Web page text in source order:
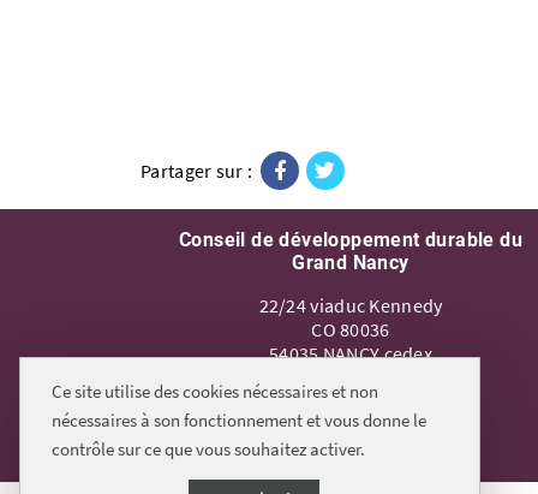
Ce site utilise des cookies nécessaires et non
nécessaires à son fonctionnement et vous donne le
contrôle sur ce que vous souhaitez activer.
Partager sur : Facebook
Conseil de développement durable du
Grand Nancy
22/24 viaduc Kennedy
CO 80036
54035 NANCY cedex
Nous écrire